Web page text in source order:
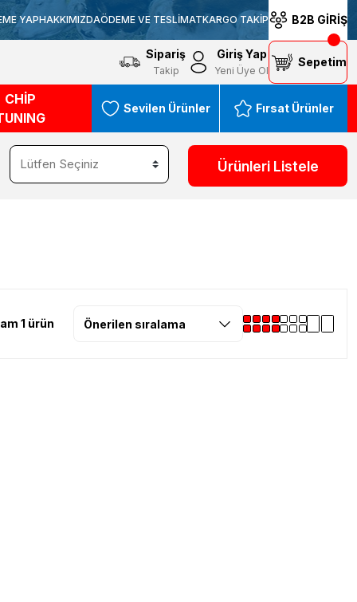
YAPHAKKIMIZDAÖDEME VE TESLİMATKARGO TAKİP B2B GİRİŞ
Sipariş
Takip
Giriş Yap
Yeni Üye Ol
Sepetim
CHİP
Sevilen Ürünler Fırsat Ürünler
Ürünleri Listele
1 ürün